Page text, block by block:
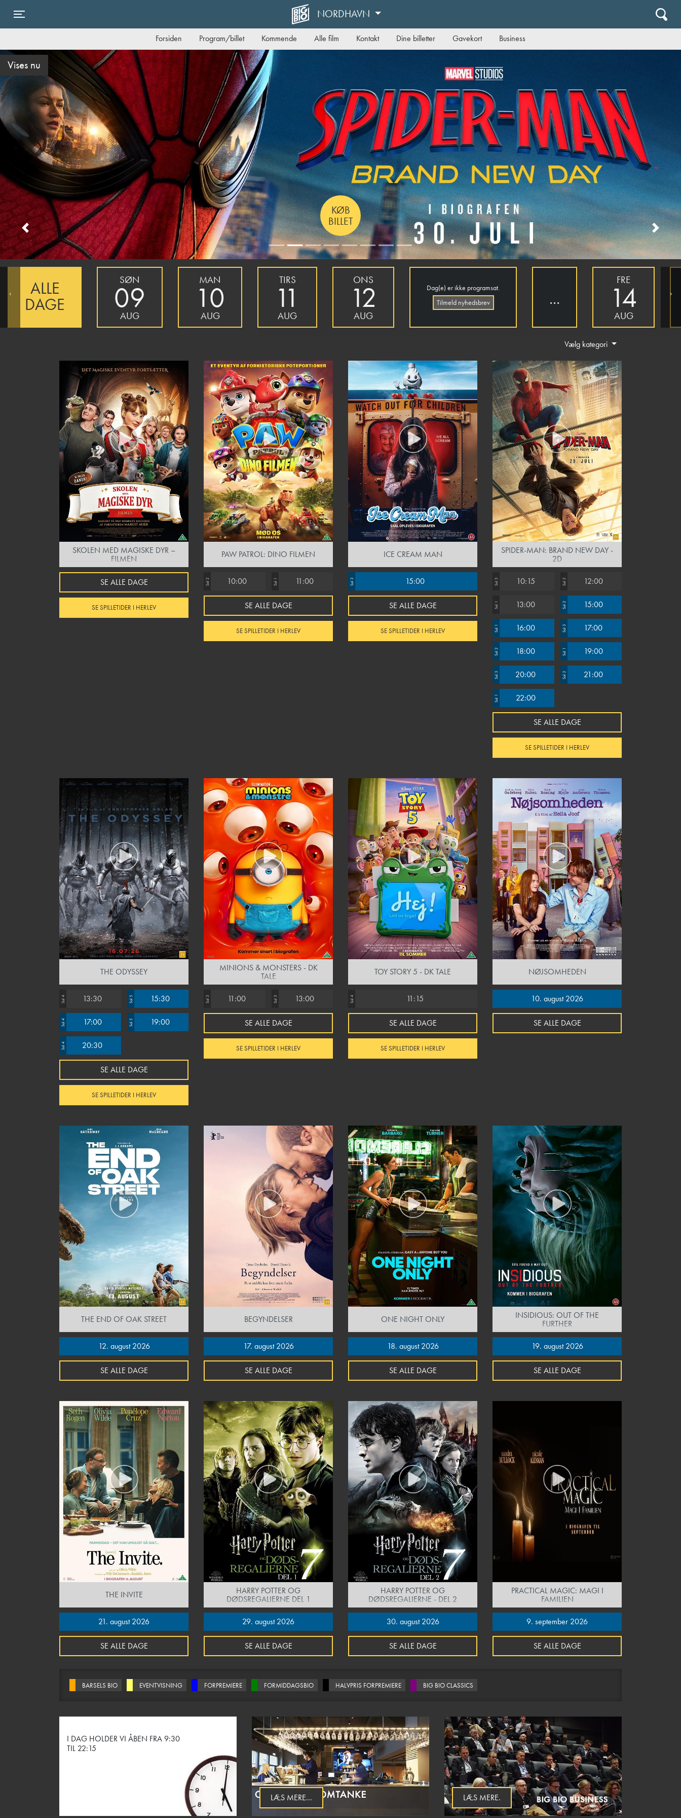
NORDHAVN
Forsiden Program/billet Kommende Alle film Kontakt Dine billetter Gavekort Business
Slutter i dag søndag
KØB
BILLET
Previous Next
‹ ALLE
DAGE
SØN
09
AUG
MAN
10
AUG
TIRS
11
AUG
ONS
12
AUG
Dag(e) er ikke programsat.
Tilmeld nyhedsbrev
...
FRE
14
AUG
›
Vælg kategori
SKOLEN MED MAGISKE DYR –
FILMEN
SE ALLE DAGE
SE SPILLETIDER I HERLEV
PAW PATROL: DINO FILMEN
Sal 2 10:00 Sal 1 11:00
SE ALLE DAGE
SE SPILLETIDER I HERLEV
ICE CREAM MAN
Sal 3 15:00
SE ALLE DAGE
SE SPILLETIDER I HERLEV
SPIDER-MAN: BRAND NEW DAY -
2D
Sal 5 10:15 Sal 2 12:00
Sal 1 13:00 Sal 2 15:00
Sal 1 16:00 Sal 3 17:00
Sal 2 18:00 Sal 1 19:00
Sal 3 20:00 Sal 2 21:00
Sal 1 22:00
SE ALLE DAGE
SE SPILLETIDER I HERLEV
THE ODYSSEY
Sal 4 13:30 Sal 5 15:30
Sal 4 17:00 Sal 5 19:00
Sal 4 20:30
SE ALLE DAGE
SE SPILLETIDER I HERLEV
MINIONS & MONSTERS - DK
TALE
Sal 3 11:00 Sal 3 13:00
SE ALLE DAGE
SE SPILLETIDER I HERLEV
TOY STORY 5 - DK TALE
Sal 4 11:15
SE ALLE DAGE
SE SPILLETIDER I HERLEV
NØJSOMHEDEN
10. august 2026
SE ALLE DAGE
THE END OF OAK STREET
12. august 2026
SE ALLE DAGE
BEGYNDELSER
17. august 2026
SE ALLE DAGE
ONE NIGHT ONLY
18. august 2026
SE ALLE DAGE
INSIDIOUS: OUT OF THE
FURTHER
19. august 2026
SE ALLE DAGE
THE INVITE
21. august 2026
SE ALLE DAGE
HARRY POTTER OG
DØDSREGALIERNE DEL 1
29. august 2026
SE ALLE DAGE
HARRY POTTER OG
DØDSREGALIERNE - DEL 2
30. august 2026
SE ALLE DAGE
PRACTICAL MAGIC: MAGI I
FAMILIEN
9. september 2026
SE ALLE DAGE
BARSELS BIO EVENTVISNING FORPREMIERE FORMIDDAGSBIO HALVPRIS FORPREMIERE BIG BIO CLASSICS
I DAG HOLDER VI ÅBEN FRA 9:30
TIL 22:15
LÆS MERE... LÆS MERE.